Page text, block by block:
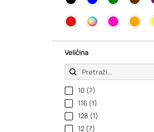
Veličina
10 (7)
116 (1)
128 (1)
12 (7)